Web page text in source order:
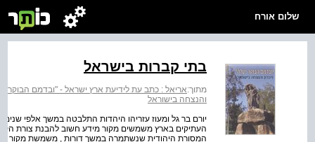
שלום אורח
בתי קברות בישראל
מתוך:אריאל : כתב עת לידיעת ארץ ישראל - "ובדמם הבוקר
והנצחה בישוראל
יורם בר גל ומעוז עזריהו היהדות התלבטה במשך אלפי
העתיקים בארץ משמשים מקור מידע חשוב להבנת צורת הקבר